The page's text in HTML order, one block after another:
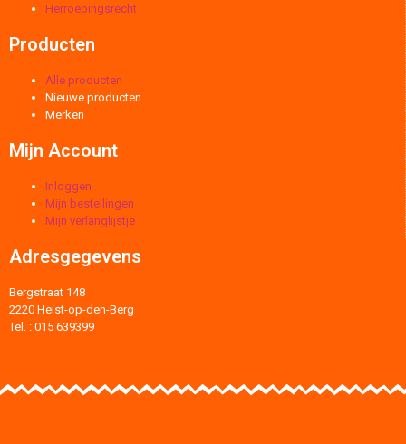
Herroepingsrecht
Producten
Alle producten
Nieuwe producten
Merken
Mijn Account
Inloggen
Mijn bestellingen
Mijn verlanglijstje
Adresgegevens
Bergstraat 148
2220 Heist-op-den-Berg
Tel. : 015 639399